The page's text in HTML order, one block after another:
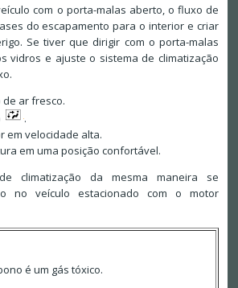
com o porta-malas aberto, o fluxo de
do escapamento para o interior e criar
Se tiver que dirigir com o porta-malas
vidros e ajuste o sistema de climatização
de ar fresco.
.
em velocidade alta.
em uma posição confortável.
climatização da mesma maneira se
no veículo estacionado com o motor
é um gás tóxico.